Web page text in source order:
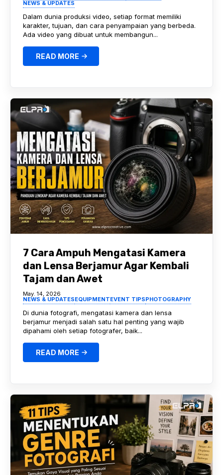
NEWS & UPDATES
Dalam dunia produksi video, setiap format memiliki
karakter, tujuan, dan cara penyampaian yang berbeda.
Ada video yang dibuat untuk membangun...
READ MORE
7 Cara Ampuh Mengatasi Kamera
dan Lensa Berjamur Agar Kembali
Tajam dan Awet
May. 14, 2026
NEWS & UPDATESEQUIPMENTEVENT TIPSPHOTOGRAPHY
Di dunia fotografi, mengatasi kamera dan lensa
berjamur menjadi salah satu hal penting yang wajib
dipahami oleh setiap fotografer, baik...
READ MORE